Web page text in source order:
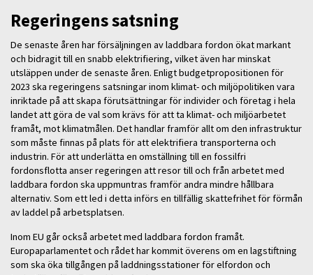
Regeringens satsning
De senaste åren har försäljningen av laddbara fordon ökat markant
och bidragit till en snabb elektrifiering, vilket även har minskat
utsläppen under de senaste åren. Enligt budgetpropositionen för
2023 ska regeringens satsningar inom klimat- och miljöpolitiken vara
inriktade på att skapa förutsättningar för individer och företag i hela
landet att göra de val som krävs för att ta klimat- och miljöarbetet
framåt, mot klimatmålen. Det handlar framför allt om den infrastruktur
som måste finnas på plats för att elektrifiera transporterna och
industrin. För att underlätta en omställning till en fossilfri
fordonsflotta anser regeringen att resor till och från arbetet med
laddbara fordon ska uppmuntras framför andra mindre hållbara
alternativ. Som ett led i detta införs en tillfällig skattefrihet för förmån
av laddel på arbetsplatsen.
Inom EU går också arbetet med laddbara fordon framåt.
Europaparlamentet och rådet har kommit överens om en lagstiftning
som ska öka tillgången på laddningsstationer för elfordon och